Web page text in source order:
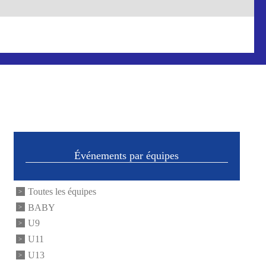
Événements par équipes
Toutes les équipes
BABY
U9
U11
U13